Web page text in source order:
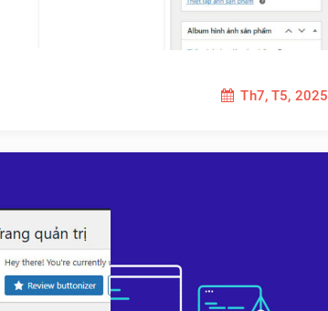
Th7, T5, 2025